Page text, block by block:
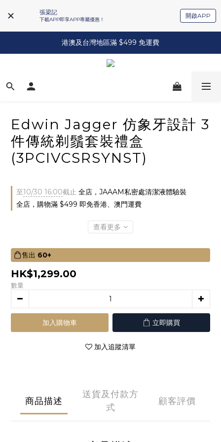
張梁記
下載APP即享APP專屬優惠！
開啟APP
港澳及台灣地區滿 $499 免運費
Edwin Jagger 仿象牙設計 3
件傳統剃鬚套裝禮盒
(3PCIVCSRSYNST)
至10/30 16:00截止 全店，JAAAM私密處清潔液體驗裝
全店，購物滿 $499 即免香港、澳門運費
查看更多
售出 60+
HK$1,299.00
數量
加入購物車 立即購買
加入追蹤清單
商品描述
送貨及付款方
式
顧客評價